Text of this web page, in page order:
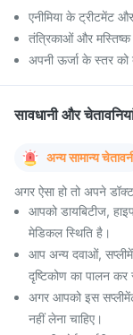
एनीमिया के ट्रीटमेंट
तंत्रिकाओं और मस्तिष्क
अपनी ऊर्जा के स्तर
सावधानी और
अन्य सामान्य
अगर ऐसा हो तो अपने
आपको डायबिटीज,
मेडिकल स्थिति है।
आप अन्य दवाओं,
दृष्टिकोण का पालन कर
अगर आपको इस
नहीं लेना चाहिए।